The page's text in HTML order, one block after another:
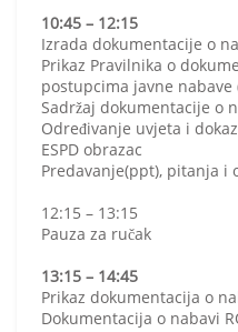
10:45 – 12:15
Izrada dokumentacije o
Prikaz Pravilnika o
postupcima javne nabave
Sadržaj dokumentacije o
Određivanje uvjeta i
ESPD obrazac
Predavanje(ppt), pitanja i
12:15 – 13:15
Pauza za ručak
13:15 – 14:45
Prikaz dokumentacija o
Dokumentacija o nabavi